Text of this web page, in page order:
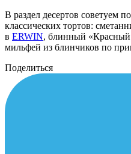
В раздел десертов советуем
классических тортов:
в ERWIN, блинный «Красный
мильфей из блинчиков по
Поделиться